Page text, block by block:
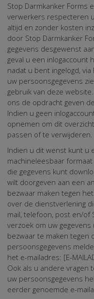
Stop Darmkanker Forms
verwerkers respecteren
altijd en zonder kosten
door Stop Darmkanker
gegevens desgewenst
geval u een inlogaccount
nadat u bent ingelogd,
uw persoonsgegevens
gebruik van deze
ons de opdracht geven
Indien u geen
opnemen om dit
passen of te verwijderen.
Indien u dit wenst kunt u
machineleesbaar
die gegevens kunt
wilt doorgeven aan een
bezwaar maken tegen
over de dienstverlening
mail, telefoon, post en/of
verzoek om uw
bezwaar te maken tegen
persoonsgegevens
het e-mailadres: [E-
Ook als u andere vragen
uw persoonsgegevens
eerder genoemde e-